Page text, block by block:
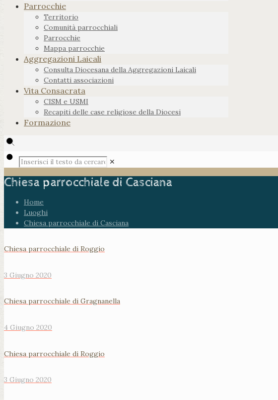
Parrocchie
Territorio
Comunità parrocchiali
Parrocchie
Mappa parrocchie
Aggregazioni Laicali
Consulta Diocesana della Aggregazioni Laicali
Contatti associazioni
Vita Consacrata
CISM e USMI
Recapiti delle case religiose della Diocesi
Formazione
✕
Chiesa parrocchiale di Casciana
Home
Luoghi
Chiesa parrocchiale di Casciana
Chiesa parrocchiale di Roggio
3 Giugno 2020
Chiesa parrocchiale di Gragnanella
4 Giugno 2020
Chiesa parrocchiale di Roggio
3 Giugno 2020